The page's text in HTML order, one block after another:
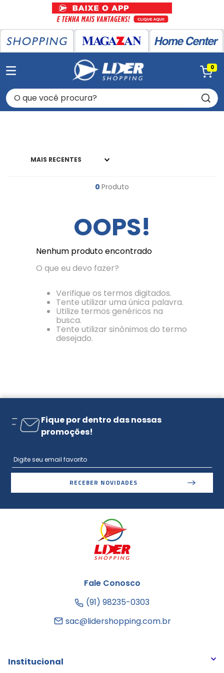
0
O que você procura?
MAIS RECENTES
0 Produto
OOPS!
Nenhum produto encontrado
O que eu devo fazer?
Verifique os termos digitados.
Tente utilizar uma única palavra.
Utilize termos genéricos na
busca.
Tente utilizar sinônimos do termo
desejado.
Fique por dentro das nossas
promoções!
RECEBER NOVIDADES
Fale Conosco
(91) 98235-0303
sac@lidershopping.com.br
Institucional